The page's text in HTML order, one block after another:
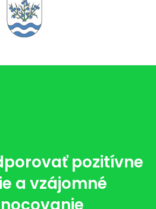
pozitívne
a vzájomné